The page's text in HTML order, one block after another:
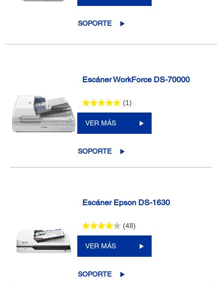
SOPORTE
Escáner WorkForce DS-70000
(1)
VER MÁS
SOPORTE
Escáner Epson DS-1630
(48)
VER MÁS
SOPORTE